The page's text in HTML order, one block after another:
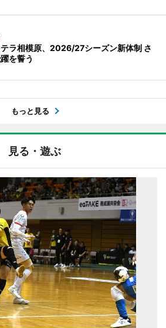
テラ相模原、2026/27シーズン新体制 さ
を誓う
もっと見る
見る・遊ぶ